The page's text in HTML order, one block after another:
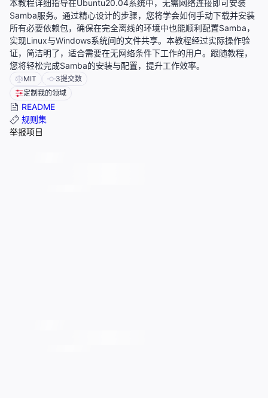
本教程详细指导在Ubuntu20.04系统中，无需网络连接即可安装
Samba服务。通过精心设计的步骤，您将学会如何手动下载并安装
所有必要依赖包，确保在完全离线的环境中也能顺利配置Samba，
实现Linux与Windows系统间的文件共享。本教程经过实际操作验
证，简洁明了，适合需要在无网络条件下工作的用户。跟随教程，
您将轻松完成Samba的安装与配置，提升工作效率。
MIT 3提交数
定制我的领域
README
规则集
举报项目